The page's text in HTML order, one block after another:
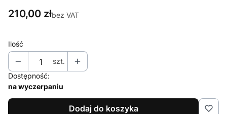
Cena
210,00 złbez VAT
Ilość
szt.
Dostępność:
na wyczerpaniu
Dodaj do koszyka